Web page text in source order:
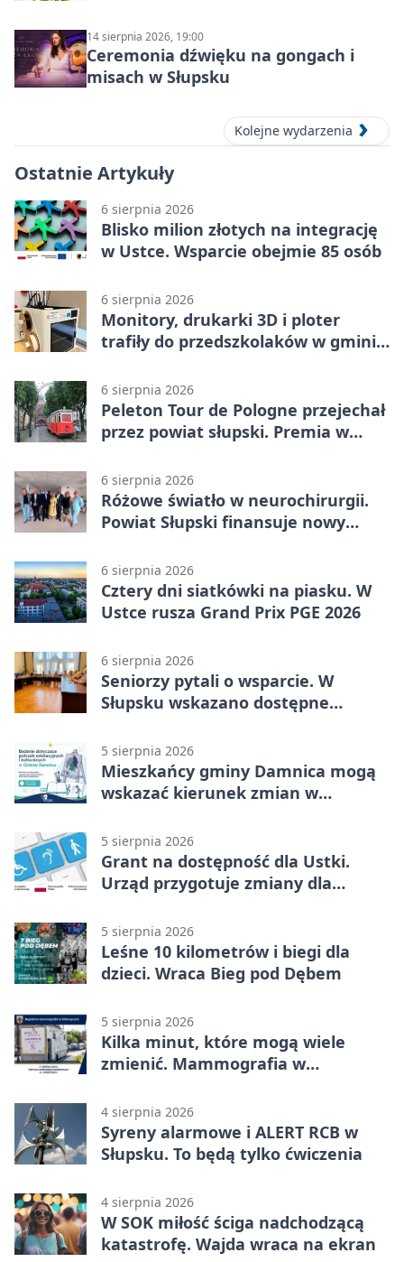
14 sierpnia 2026, 19:00
Ceremonia dźwięku na gongach i
misach w Słupsku
Kolejne wydarzenia
Ostatnie Artykuły
6 sierpnia 2026
Blisko milion złotych na integrację
w Ustce. Wsparcie obejmie 85 osób
6 sierpnia 2026
Monitory, drukarki 3D i ploter
trafiły do przedszkolaków w gminie
6 sierpnia 2026
Peleton Tour de Pologne przejechał
przez powiat słupski. Premia w
6 sierpnia 2026
Różowe światło w neurochirurgii.
Powiat Słupski finansuje nowy
6 sierpnia 2026
Cztery dni siatkówki na piasku. W
Ustce rusza Grand Prix PGE 2026
6 sierpnia 2026
Seniorzy pytali o wsparcie. W
Słupsku wskazano dostępne
5 sierpnia 2026
Mieszkańcy gminy Damnica mogą
wskazać kierunek zmian w
5 sierpnia 2026
Grant na dostępność dla Ustki.
Urząd przygotuje zmiany dla
5 sierpnia 2026
Leśne 10 kilometrów i biegi dla
dzieci. Wraca Bieg pod Dębem
5 sierpnia 2026
Kilka minut, które mogą wiele
zmienić. Mammografia w
4 sierpnia 2026
Syreny alarmowe i ALERT RCB w
Słupsku. To będą tylko ćwiczenia
4 sierpnia 2026
W SOK miłość ściga nadchodzącą
katastrofę. Wajda wraca na ekran